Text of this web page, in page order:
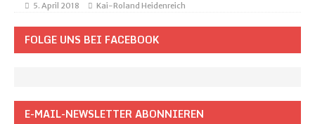
5. April 2018 Kai-Roland Heidenreich
FOLGE UNS BEI FACEBOOK
E-MAIL-NEWSLETTER ABONNIEREN